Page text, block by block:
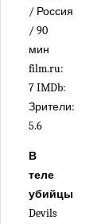
/ Россия
/ 90
мин
film.ru:
7 IMDb:
Зрители:
5.6
В
теле
убийцы
Devils